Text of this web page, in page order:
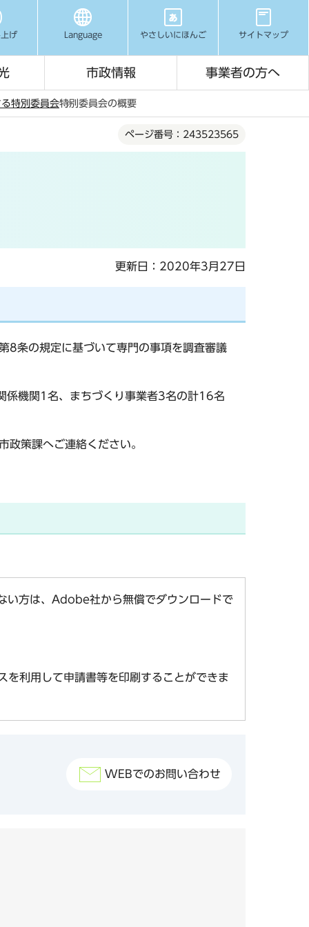
げ Language やさしいにほんご サイトマップ
市政情報 事業者の方へ
特別委員会特別委員会の概要
ページ番号：243523565
更新日：2020年3月27日
8条の規定に基づいて専門の事項を調査審議
係機関1名、まちづくり事業者3名の計16名
政策課へご連絡ください。
方は、Adobe社から無償でダウンロードで
を利用して申請書等を印刷することができま
WEBでのお問い合わせ